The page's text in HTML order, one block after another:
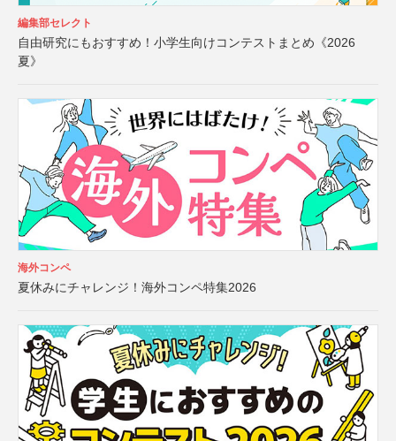
編集部セレクト
自由研究にもおすすめ！小学生向けコンテストまとめ《2026
夏》
海外コンペ
夏休みにチャレンジ！海外コンペ特集2026